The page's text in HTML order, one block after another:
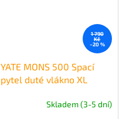
1 790
Kč
–20 %
YATE MONS 500 Spací
pytel duté vlákno XL
Skladem (3-5 dní)